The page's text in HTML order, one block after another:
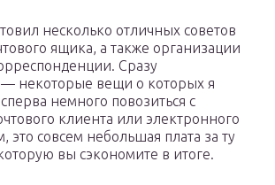
несколько отличных советов
ящика, а также организации
Сразу
некоторые вещи о которых я
немного повозиться с
клиента или электронного
это совсем небольшая плата за ту
вы сэкономите в итоге.